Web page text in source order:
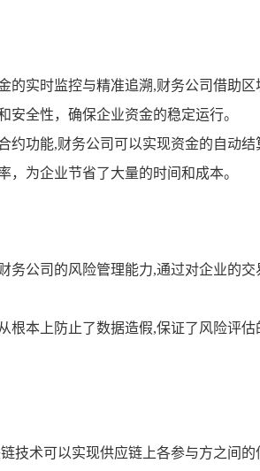
的实时监控与精准追溯,财务公司借助
安全性，确保企业资金的稳定运行。
约功能,财务公司可以实现资金的自动
，为企业节省了大量的时间和成本。
务公司的风险管理能力,通过对企业的
根本上防止了数据造假,保证了风险评
技术可以实现供应链上各参与方之间